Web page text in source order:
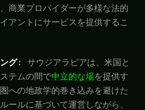
商業プロバイダーが多様な法的
アントにサービスを提供するこ
グ: サウジアラビアは、米国と
テムの間で中立的な場を提供す
への地政学的巻き込みを避けた
ールに基づいて運営しながら、